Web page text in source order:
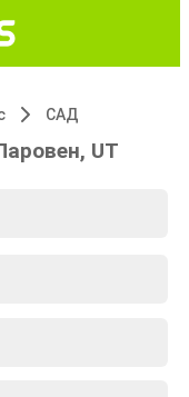
САД
UT